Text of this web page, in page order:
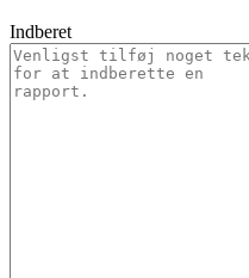
Indberet